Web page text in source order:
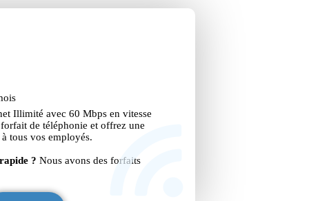
Illimité avec 60 Mbps en vitesse
de téléphonie et offrez une
tous vos employés.
? Nous avons des forfaits